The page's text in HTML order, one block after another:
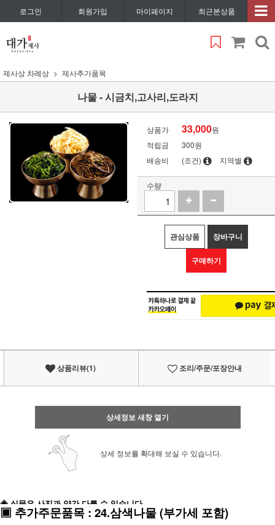
로그인 회원가입 마이페이지 최근본상품
제사상 차례상 제사추가품목
나물 - 시금치,고사리,도라지
상품가 33,000원
적립금
300원
배송비
(조건) 지역별
수량
관심상품 장바구니
구매하기
상품리뷰(1) 조리/주문/포장안내
상세정보 새창 열기
상세 정보를 확대해 보실 수 있습니다.
◈ 실물은 사진과 약간 다를 수 있습니다
▣ 추가주문품목 : 24.삼색나물(부가세 포함)